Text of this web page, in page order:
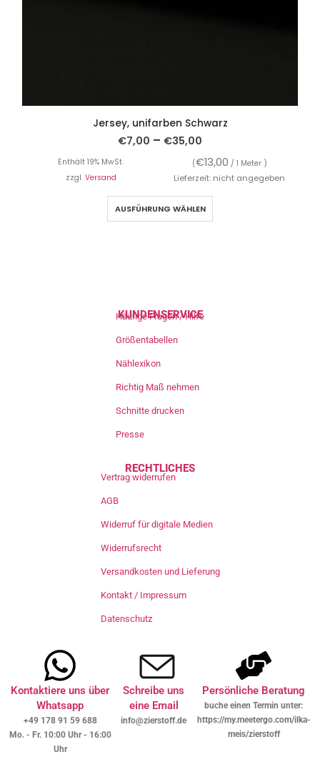
Jersey, unifarben Schwarz
€7,00 – €35,00
Enthält 19% MwSt. (€13,00 / 1 Meter )
zzgl. Versand Lieferzeit: nicht angegeben
AUSFÜHRUNG WÄHLEN
KUNDENSERVICE
Häufige Fragen / Hilfe
Größentabellen
Nählexikon
Richtig Maß nehmen
Schnitte drucken
Presse
RECHTLICHES
Vertrag widerrufen
AGB
Widerruf für digitale Medien
Widerrufsrecht
Versandkosten und Lieferung
Kontakt / Impressum
Datenschutz
Kontaktiere uns über
Whatsapp
+49 178 91 59 688
Mo. - Fr. 10:00 Uhr - 16:00
Uhr
Schreibe uns
eine Email
info@zierstoff.de
Persönliche Beratung
buche einen Termin unter:
https://my.meetergo.com/ilka-
meis/zierstoff